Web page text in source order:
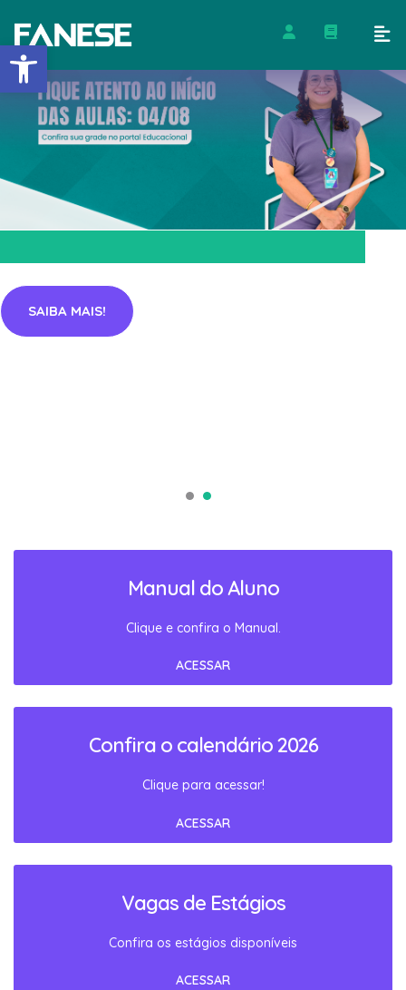
Barra de Ferramentas
SAIBA MAIS!
Manual do Aluno
Clique e confira o Manual.
ACESSAR
Confira o calendário 2026
Clique para acessar!
ACESSAR
Vagas de Estágios
Confira os estágios disponíveis
ACESSAR